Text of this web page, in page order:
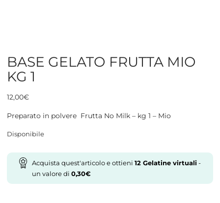
BASE GELATO FRUTTA MIO
KG 1
12,00€
Preparato in polvere Frutta No Milk – kg 1 – Mio
Disponibile
Acquista quest'articolo e ottieni 12Gelatine virtuali-
un valore di 0,30€